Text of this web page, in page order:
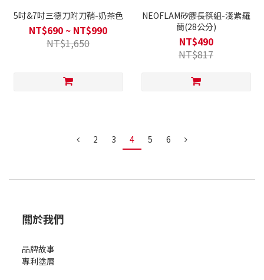
5吋&7吋三德刀附刀鞘-奶茶色
NT$690 ~ NT$990
NT$1,650
NEOFLAM矽膠長筷組-淺紫羅
蘭(28公分)
NT$490
NT$817
2 3 4 5 6
關於我們
品牌故事
專利塗層